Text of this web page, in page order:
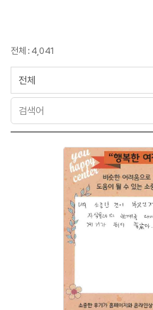
전체 : 4,041